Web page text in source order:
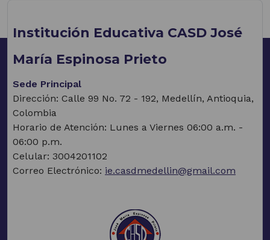
Institución Educativa CASD José
María Espinosa Prieto
Sede Principal
Dirección: Calle 99 No. 72 - 192, Medellín, Antioquia,
Colombia
Horario de Atención: Lunes a Viernes 06:00 a.m. -
06:00 p.m.
Celular: 3004201102
Correo Electrónico: ie.casdmedellin@gmail.com